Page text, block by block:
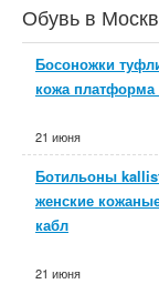
Обувь в
Босоножки
кожа платформа
21 июня
Ботильоны
женские
кабл
21 июня